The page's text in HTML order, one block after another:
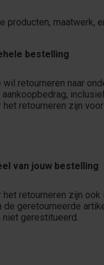
producten, maatwerk,
bestelling
retourneren naar
retourneren zijn
van jouw bestelling
retourneren zijn
de geretourneerde
gerestitueerd.